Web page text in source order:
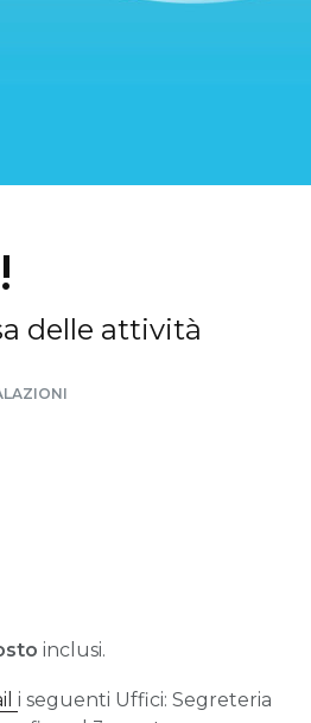
delle attività
inclusi.
i seguenti Uffici: Segreteria